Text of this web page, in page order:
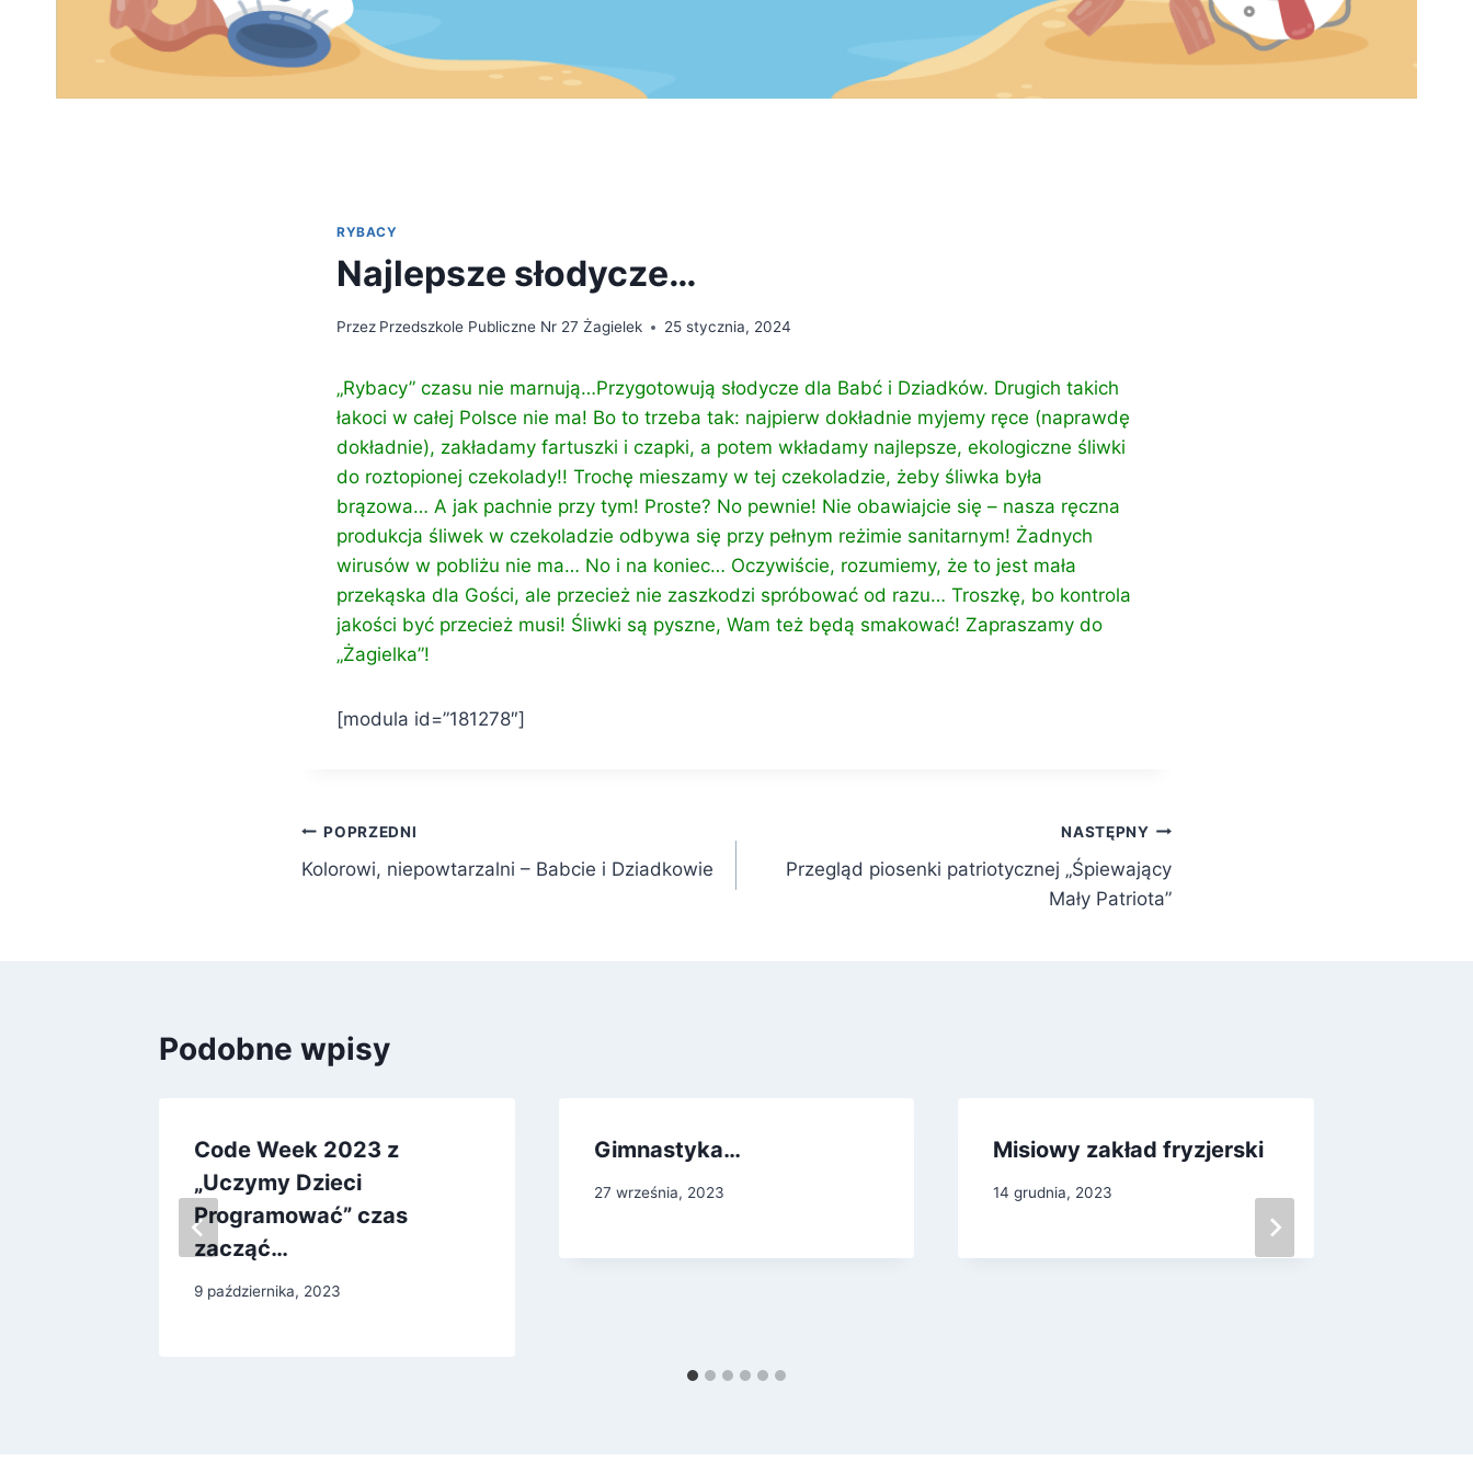
RYBACY
Najlepsze słodycze…
Przez Przedszkole Publiczne Nr 27 Żagielek 25 stycznia, 2024
„Rybacy” czasu nie marnują…Przygotowują słodycze dla Babć i Dziadków. Drugich takich
łakoci w całej Polsce nie ma! Bo to trzeba tak: najpierw dokładnie myjemy ręce (naprawdę
dokładnie), zakładamy fartuszki i czapki, a potem wkładamy najlepsze, ekologiczne śliwki
do roztopionej czekolady!! Trochę mieszamy w tej czekoladzie, żeby śliwka była
brązowa… A jak pachnie przy tym! Proste? No pewnie! Nie obawiajcie się – nasza ręczna
produkcja śliwek w czekoladzie odbywa się przy pełnym reżimie sanitarnym! Żadnych
wirusów w pobliżu nie ma… No i na koniec… Oczywiście, rozumiemy, że to jest mała
przekąska dla Gości, ale przecież nie zaszkodzi spróbować od razu… Troszkę, bo kontrola
jakości być przecież musi! Śliwki są pyszne, Wam też będą smakować! Zapraszamy do
„Żagielka”!
[modula id=”181278″]
Nawigacja
wpisu
POPRZEDNI
Kolorowi, niepowtarzalni – Babcie i Dziadkowie
NASTĘPNY
Przegląd piosenki patriotycznej „Śpiewający
Mały Patriota”
Podobne wpisy
Code Week 2023 z
„Uczymy Dzieci
Programować” czas
zacząć…
9 października, 2023
Gimnastyka…
27 września, 2023
Misiowy zakład fryzjerski
14 grudnia, 2023